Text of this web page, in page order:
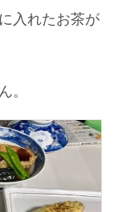
入れたお茶が
。